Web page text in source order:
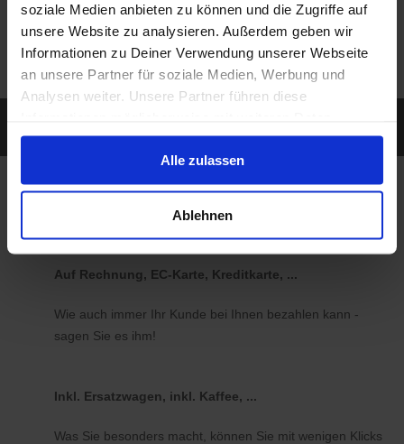
soziale Medien anbieten zu können und die Zugriffe auf
unsere Website zu analysieren. Außerdem geben wir
Informationen zu Deiner Verwendung unserer Webseite
an unsere Partner für soziale Medien, Werbung und
Analysen weiter. Unsere Partner führen diese
zusammen, die Du ihnen bereitgestellt hast oder die sie
im Rahmen Deiner Nutzung der Dienste gesammelt
haben.
Alle zulassen
Ablehnen
Leistungen sucht, die Sie anbieten...
So individuell wie Sie
Auf Rechnung, EC-Karte, Kreditkarte, ...
Wie auch immer Ihr Kunde bei Ihnen bezahlen kann -
sagen Sie es ihm!
Inkl. Ersatzwagen, inkl. Kaffee, ...
Was Sie besonders macht, können Sie mit wenigen Klicks